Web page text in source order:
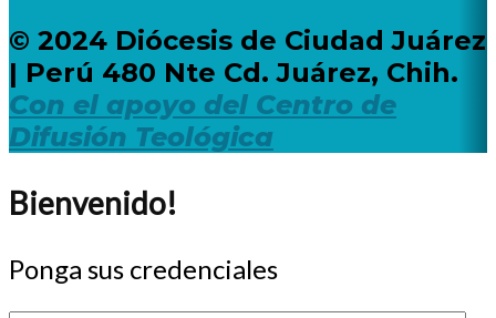
© 2024 Diócesis de Ciudad Juárez
| Perú 480 Nte Cd. Juárez, Chih.
Con el apoyo del Centro de
Difusión Teológica
Bienvenido!
Ponga sus credenciales